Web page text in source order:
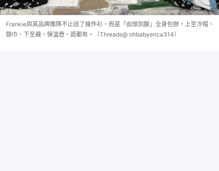
Frankie與其品牌團隊不止送了幾件衫，而是「由頭到腳」全身包辦，上至冷帽、
頸巾，下至襪、保溫壺、遮都有。（Threads@ ohbabyerica314）